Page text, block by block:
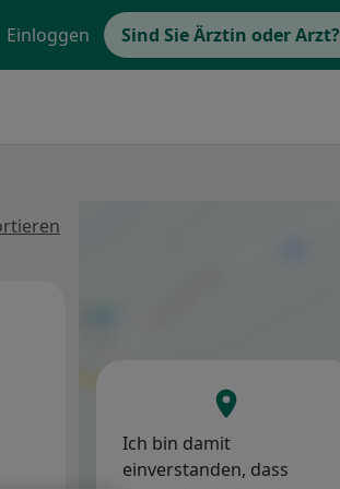
Einloggen Sind Sie Ärztin oder Arzt?
Ich bin damit
einverstanden, dass